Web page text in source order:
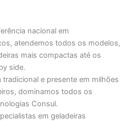
nacional em
atendemos todos os modelos,
mais compactas até os
side.
tradicional e presente em milhões
dominamos todos os
Consul.
em geladeiras